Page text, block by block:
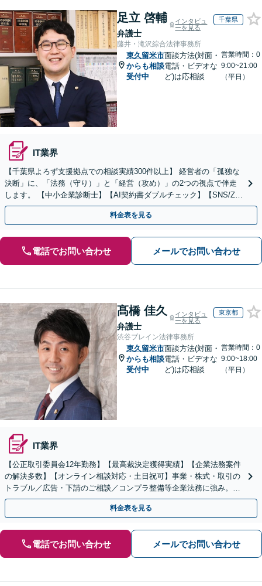
足立 啓輔
弁護士
インタビュ
ーを見る
千葉県
藤井・滝沢綜合法律事務所
東久留米市
からも相談
受付中
面談方法(対面・
電話・ビデオな
ど)は応相談
営業時間：0
9:00~21:00
（平日）
IT業界
【千葉県よろず支援拠点での相談実績300件以上】 経営者の「孤独な
決断」に、「法務（守り）」と「経営（攻め）」の2つの視点で伴走
します。 【中小企業診断士】【AI契約書ダブルチェック】【SNS/Zoo
mで迅速対応】【休日・夜間可】
料金表を見る
電話でお問い合わせ メールでお問い合わせ
髙橋 佳久
弁護士
インタビュ
ーを見る
東京都
渋谷ブレイン法律事務所
東久留米市
からも相談
受付中
面談方法(対面・
電話・ビデオな
ど)は応相談
営業時間：0
9:00~18:00
（平日）
IT業界
【公正取引委員会12年勤務】【最高裁決定獲得実績】【企業法務案件
の解決多数】【オンライン相談対応・土日祝可】事業・株式・取引の
トラブル／広告・下請のご相談／コンプラ整備等企業法務に強み。株
式の相続／誹謗中傷対策／不動産問題まで幅広く対応！
料金表を見る
電話でお問い合わせ メールでお問い合わせ